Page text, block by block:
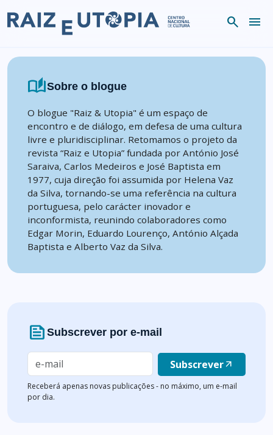
search menu
auto_storiesSobre o blogue
O blogue "Raiz & Utopia" é um espaço de
encontro e de diálogo, em defesa de uma cultura
livre e pluridisciplinar. Retomamos o projeto da
revista “Raiz e Utopia” fundada por António José
Saraiva, Carlos Medeiros e José Baptista em
1977, cuja direção foi assumida por Helena Vaz
da Silva, tornando-se uma referência na cultura
portuguesa, pelo carácter inovador e
inconformista, reunindo colaboradores como
Edgar Morin, Eduardo Lourenço, António Alçada
Baptista e Alberto Vaz da Silva.
news Subscrever por e-mail
Subscreverarrow_outward
Receberá apenas novas publicações - no máximo, um e-mail
por dia.